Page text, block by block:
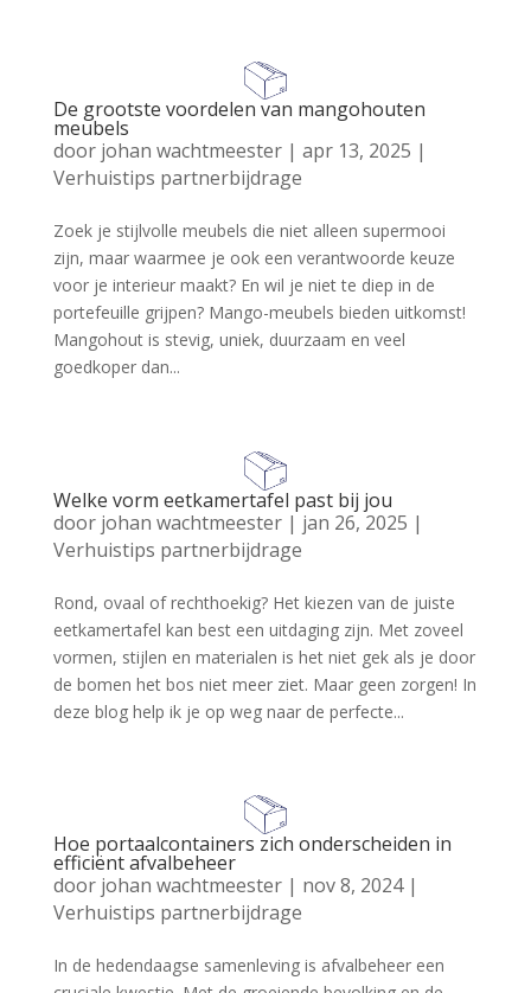
De grootste voordelen van mangohouten
meubels
door johan wachtmeester| apr 13, 2025 |
Verhuistips partnerbijdrage
Zoek je stijlvolle meubels die niet alleen supermooi
zijn, maar waarmee je ook een verantwoorde keuze
voor je interieur maakt? En wil je niet te diep in de
portefeuille grijpen? Mango-meubels bieden uitkomst!
Mangohout is stevig, uniek, duurzaam en veel
goedkoper dan...
Welke vorm eetkamertafel past bij jou
door johan wachtmeester| jan 26, 2025 |
Verhuistips partnerbijdrage
Rond, ovaal of rechthoekig? Het kiezen van de juiste
eetkamertafel kan best een uitdaging zijn. Met zoveel
vormen, stijlen en materialen is het niet gek als je door
de bomen het bos niet meer ziet. Maar geen zorgen! In
deze blog help ik je op weg naar de perfecte...
Hoe portaalcontainers zich onderscheiden in
efficiënt afvalbeheer
door johan wachtmeester| nov 8, 2024|
Verhuistips partnerbijdrage
In de hedendaagse samenleving is afvalbeheer een